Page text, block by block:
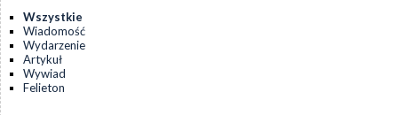
Wszystkie
Wiadomość
Wydarzenie
Artykuł
Wywiad
Felieton